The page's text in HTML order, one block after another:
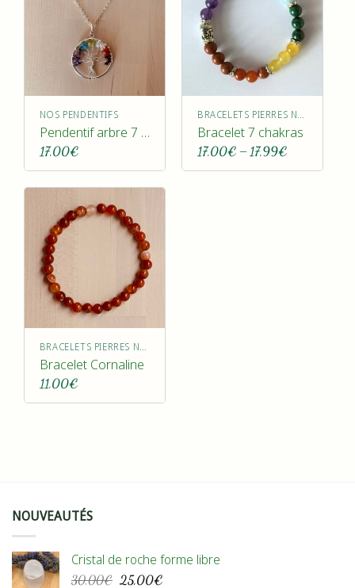
NOS PENDENTIFS
Pendentif arbre 7 chakras
17,00€
BRACELETS PIERRES NATURELLES
Bracelet 7 chakras
17,00€ – 17,99€Plage
BRACELETS PIERRES NATURELLES
Bracelet Cornaline
11,00€
NOUVEAUTÉS
Cristal de roche forme libre
30,00€ Le
25,00€Le